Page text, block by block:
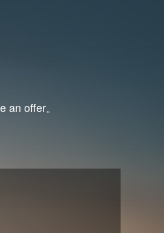
an offer。